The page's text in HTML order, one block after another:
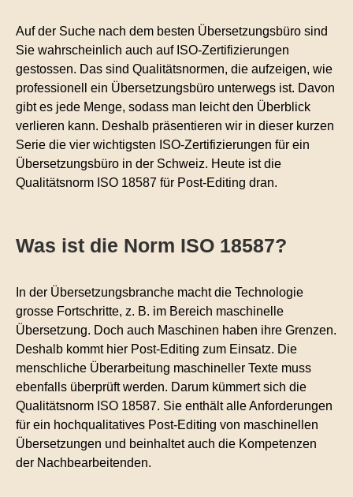
Technische Übersetzungen
Übersetzungen im Bereich Rohstoffe und
Energie
Auf der Suche nach dem besten Übersetzungsbüro sind
Sie wahrscheinlich auch auf ISO-Zertifizierungen
gestossen. Das sind Qualitätsnormen, die aufzeigen, wie
professionell ein Übersetzungsbüro unterwegs ist. Davon
gibt es jede Menge, sodass man leicht den Überblick
verlieren kann. Deshalb präsentieren wir in dieser kurzen
Serie die vier wichtigsten ISO-Zertifizierungen für ein
Übersetzungsbüro in der Schweiz. Heute ist die
Qualitätsnorm ISO 18587 für Post-Editing dran.
Was ist die Norm ISO 18587?
In der Übersetzungsbranche macht die Technologie
grosse Fortschritte, z. B. im Bereich maschinelle
Übersetzung. Doch auch Maschinen haben ihre Grenzen.
Deshalb kommt hier Post-Editing zum Einsatz. Die
menschliche Überarbeitung maschineller Texte muss
ebenfalls überprüft werden. Darum kümmert sich die
Qualitätsnorm ISO 18587. Sie enthält alle Anforderungen
für ein hochqualitatives Post-Editing von maschinellen
Übersetzungen und beinhaltet auch die Kompetenzen
der Nachbearbeitenden.